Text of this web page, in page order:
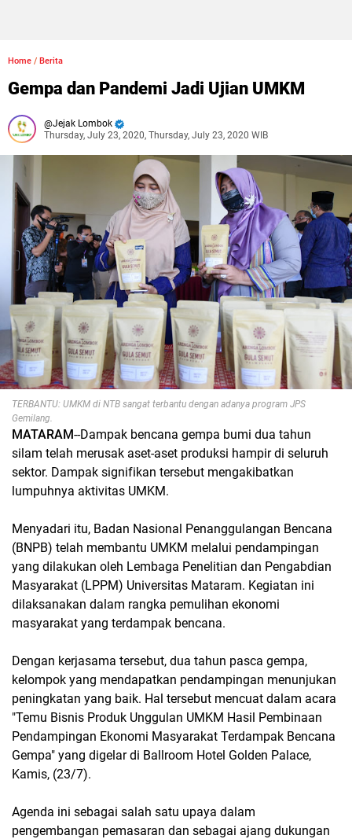
Home / Berita
Gempa dan Pandemi Jadi Ujian UMKM
Jejak Lombok
Thursday, July 23, 2020, Thursday, July 23, 2020 WIB
TERBANTU: UMKM di NTB sangat terbantu dengan adanya program JPS
Gemilang.
MATARAM--Dampak bencana gempa bumi dua tahun
silam telah merusak aset-aset produksi hampir di seluruh
sektor. Dampak signifikan tersebut mengakibatkan
lumpuhnya aktivitas UMKM.
Menyadari itu, Badan Nasional Penanggulangan Bencana
(BNPB) telah membantu UMKM melalui pendampingan
yang dilakukan oleh Lembaga Penelitian dan Pengabdian
Masyarakat (LPPM) Universitas Mataram. Kegiatan ini
dilaksanakan dalam rangka pemulihan ekonomi
masyarakat yang terdampak bencana.
Dengan kerjasama tersebut, dua tahun pasca gempa,
kelompok yang mendapatkan pendampingan menunjukan
peningkatan yang baik. Hal tersebut mencuat dalam acara
"Temu Bisnis Produk Unggulan UMKM Hasil Pembinaan
Pendampingan Ekonomi Masyarakat Terdampak Bencana
Gempa" yang digelar di Ballroom Hotel Golden Palace,
Kamis, (23/7).
Agenda ini sebagai salah satu upaya dalam
pengembangan pemasaran dan sebagai ajang dukungan